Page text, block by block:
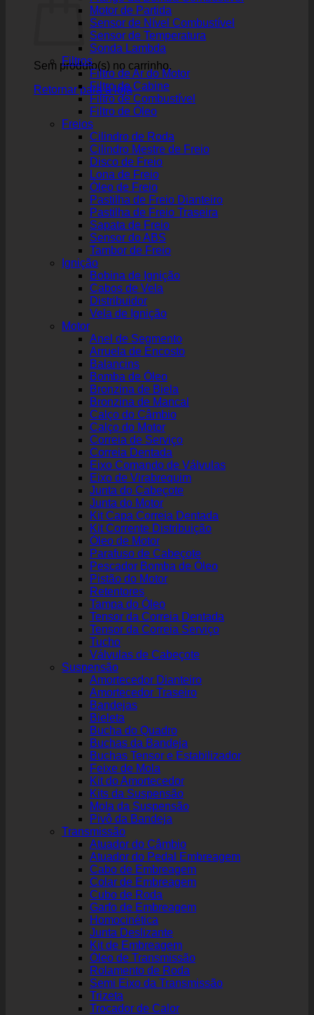
Sem produto(s) no carrinho.
Retornar para a loja
Motor de Partida
Sensor de Nível Combustível
Sensor de Temperatura
Sonda Lambda
Filtros
Filtro de Ar do Motor
Filtro de Cabine
Filtro de Combustível
Filtro de Óleo
Freios
Cilindro de Roda
Cilindro Mestre de Freio
Disco de Freio
Lona de Freio
Óleo de Freio
Pastilha de Freio Dianteiro
Pastilha de Freio Traseira
Sapata de Freio
Sensor do ABS
Tambor de Freio
Ignição
Bobina de Ignição
Cabos de Vela
Distribuidor
Vela de Ignição
Motor
Anel de Segmento
Arruela de Encosto
Balancins
Bomba de Óleo
Bronzina de Biela
Bronzina de Mancal
Calço do Câmbio
Calço do Motor
Correia de Serviço
Correia Dentada
Eixo Comando de Válvulas
Eixo de Virabrequim
Junta do Cabeçote
Junta do Motor
Kit Capa Correia Dentada
Kit Corrente Distribuição
Óleo de Motor
Parafuso de Cabeçote
Pescador Bomba de Óleo
Pistão do Motor
Retentores
Tampa do Óleo
Tensor da Correia Dentada
Tensor da Correia Serviço
Tucho
Válvulas de Cabeçote
Suspensão
Amortecedor Dianteiro
Amortecedor Traseiro
Bandejas
Bieleta
Bucha do Quadro
Buchas da Bandeja
Buchas Tensor e Estabilizador
Feixe de Mola
Kit do Amortecedor
Kits da Suspensão
Mola da Suspensão
Pivô da Bandeja
Transmissão
Atuador do Câmbio
Atuador do Pedal Embreagem
Cabo de Embreagem
Colar de Embreagem
Cubo de Roda
Garfo de Embreagem
Homocinética
Junta Deslizante
Kit de Embreagem
Óleo de Transmissão
Rolamento de Roda
Semi Eixo da Transmissão
Trizeta
Trocador de Calor